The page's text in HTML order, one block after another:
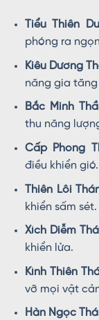
Tiểu Thiên
phóng ra
Kiêu Dương
năng gia tăng
Bắc Minh
thu năng
Cấp Phong
điều khiển gió.
Thiên Lôi
khiển sấm sét.
Xích Diễm
khiển lửa.
Kình Thiên
vỡ mọi vật
Hàn Ngọc